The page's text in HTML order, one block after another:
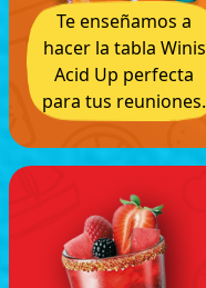
Te enseñamos a
hacer la tabla Winis
Acid Up perfecta
para tus reuniones.